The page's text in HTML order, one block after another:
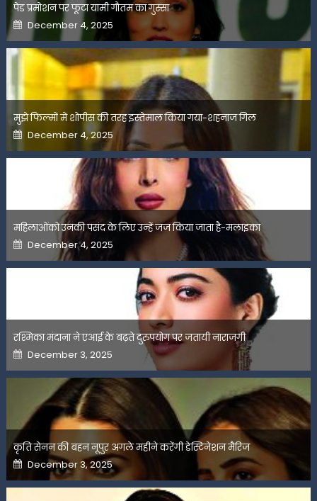
पेड प्रमोशन पर फूटा यामी गौतम का गुस्सा
Posted
on
December 4, 2025
मुझे फिल्मों में शोपीस की तरह इस्तेमाल किया गया-शहनाज गिल
Posted
on
December 4, 2025
महिलाओंको उनकी पसंद के लिए उन्हें जज किया जाता है-मलाइका
Posted
on
December 4, 2025
रश्मिका मंदाना ने एआई के बढ़ते दुरुपयोग पर जतायी नाराजगी
Posted
on
December 3, 2025
कृति सेनन की बहन नूपुर अगले महीने करेंगी डेस्टिनेशन मैरिज
Posted
on
December 3, 2025